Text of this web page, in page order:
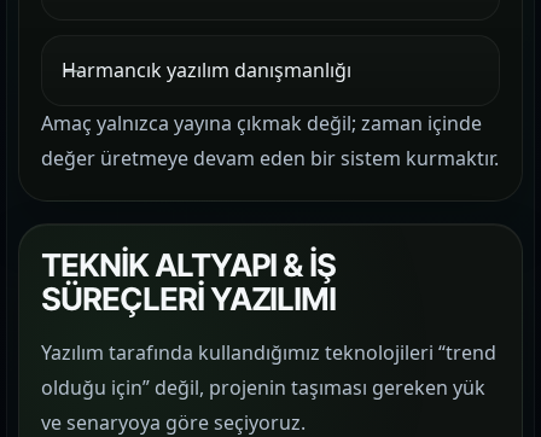
Harmancık yazılım danışmanlığı
Amaç yalnızca yayına çıkmak değil; zaman içinde
değer üretmeye devam eden bir sistem kurmaktır.
TEKNİK ALTYAPI & İŞ
SÜREÇLERİ YAZILIMI
Yazılım tarafında kullandığımız teknolojileri “trend
olduğu için” değil, projenin taşıması gereken yük
ve senaryoya göre seçiyoruz.